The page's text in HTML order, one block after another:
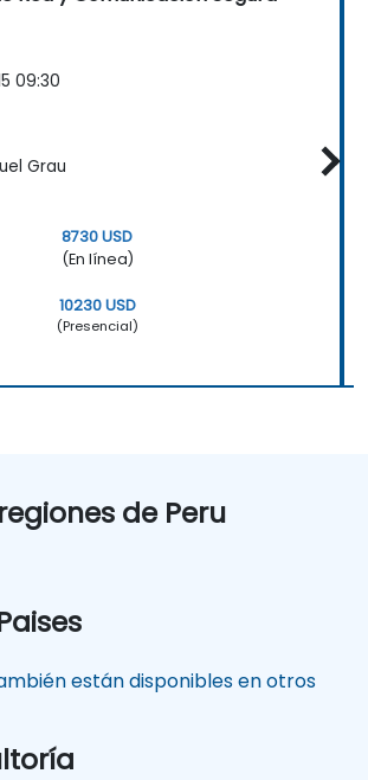
09:30
Grau
8730 USD
(En línea)
10230 USD
(Presencial)
de Peru
están disponibles en otros